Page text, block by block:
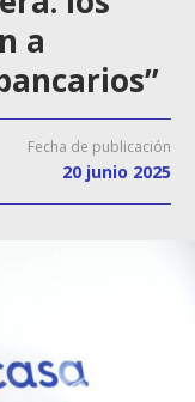
a
Fecha de publicación
20 junio 2025